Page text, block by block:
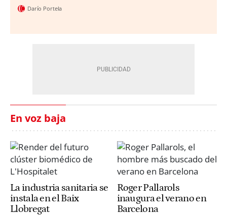
Darío Portela
En voz baja
La industria sanitaria se
instala en el Baix
Llobregat
Roger Pallarols
inaugura el verano en
Barcelona